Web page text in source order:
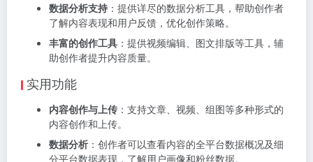
数据分析支持 ：提供详尽的数据分析工具，帮助创作者
了解内容表现和用户反馈，优化创作策略。
丰富的创作工具 ：提供视频编辑、图文排版等工具，辅
助创作者提升内容质量。
实用功能
内容创作与上传 ：支持文章、视频、组图等多种形式的
内容创作和上传。
数据分析 ：创作者可以查看内容的全平台数据概况及细
分平台数据表现，了解用户画像和粉丝数据。